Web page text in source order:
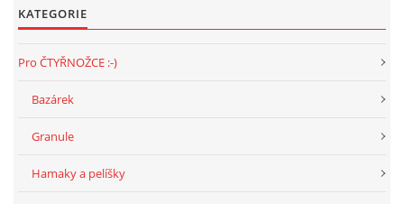
KATEGORIE
Pro ČTYŘNOŽCE :-)
Bazárek
Granule
Hamaky a pelíšky